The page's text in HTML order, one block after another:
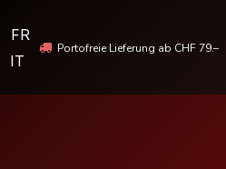
FR
IT
Portofreie Lieferung ab CHF 79.–